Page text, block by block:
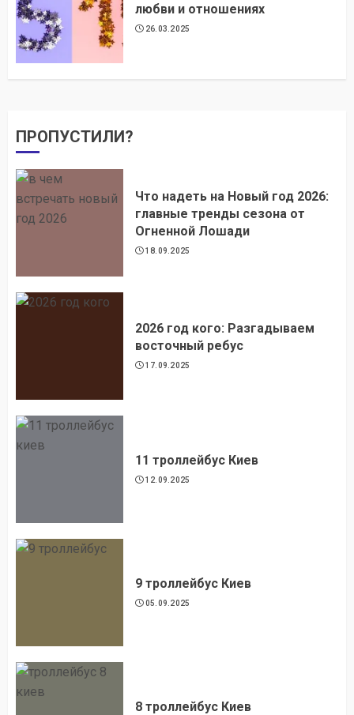
любви и отношениях
26.03.2025
ПРОПУСТИЛИ?
Что надеть на Новый год 2026:
главные тренды сезона от
Огненной Лошади
18.09.2025
2026 год кого: Разгадываем
восточный ребус
17.09.2025
11 троллейбус Киев
12.09.2025
9 троллейбус Киев
05.09.2025
8 троллейбус Киев